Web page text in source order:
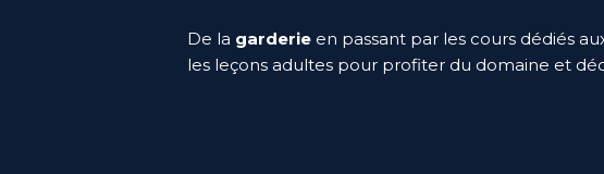
De la garderie en passant par les cours dédiés
les leçons adultes pour profiter du domaine et